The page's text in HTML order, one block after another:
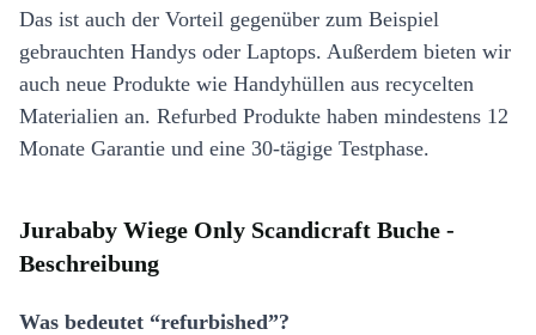
Das ist auch der Vorteil gegenüber zum Beispiel
gebrauchten Handys oder Laptops. Außerdem bieten wir
auch neue Produkte wie Handyhüllen aus recycelten
Materialien an. Refurbed Produkte haben mindestens 12
Monate Garantie und eine 30-tägige Testphase.
Jurababy Wiege Only Scandicraft Buche -
Beschreibung
Was bedeutet “refurbished”?